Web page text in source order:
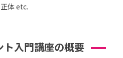
体 etc.
ト入門講座の概要